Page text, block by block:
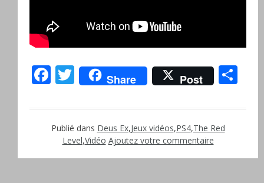
Facebook
Twitter
Share Post
Publié dans Deus Ex,Jeux vidéos,PS4,The Red
Level,Vidéo Ajoutez votre commentaire